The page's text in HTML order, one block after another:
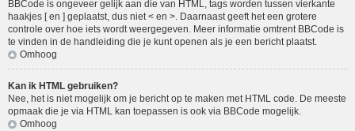
BBCode is ongeveer gelijk aan die van HTML, tags worden tussen vierkante
haakjes [ en ] geplaatst, dus niet < en >. Daarnaast geeft het een grotere
controle over hoe iets wordt weergegeven. Meer informatie omtrent BBCode is
te vinden in de handleiding die je kunt openen als je een bericht plaatst.
Omhoog
Kan ik HTML gebruiken?
Nee, het is niet mogelijk om je bericht op te maken met HTML code. De meeste
opmaak die je via HTML kan toepassen is ook via BBCode mogelijk.
Omhoog